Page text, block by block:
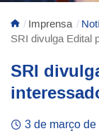
Imprensa
SRI divulga Edital
SRI
3 de março